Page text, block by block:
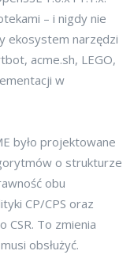
– i nigdy nie
ekosystem narzędzi
acme.sh, LEGO,
w
było projektowane
o strukturze
obu
CP/CPS oraz
To zmienia
obsłużyć.